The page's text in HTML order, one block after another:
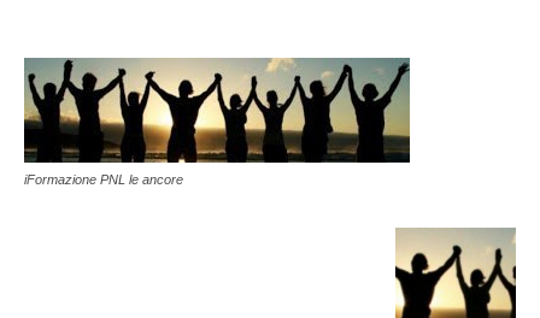
iFormazione PNL le ancore